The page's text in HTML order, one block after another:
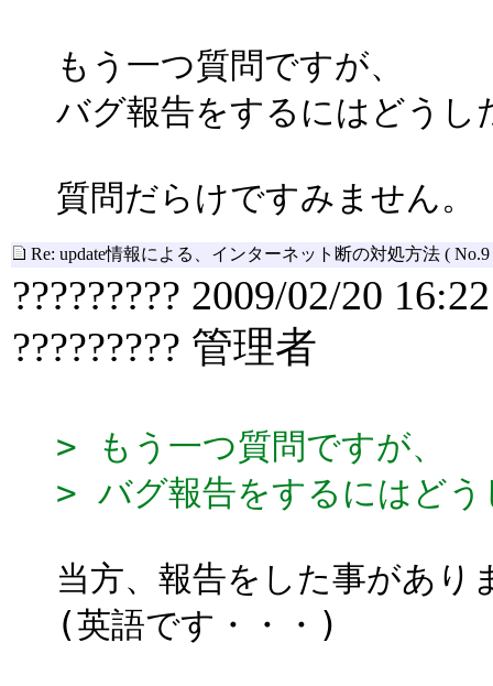
もう一つ質問ですが、
バグ報告をするにはどう
質問だらけですみません。
Re: update情報による、インターネット断の対処方法 ( No.9
????????? 2009/02/20 16:22
????????? 管理者
> もう一つ質問ですが、
> バグ報告をするにはど
当方、報告をした事があり
(英語です・・・)